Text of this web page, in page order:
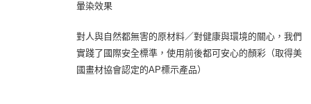
暈染效果
對人與自然都無害的原材料／對健康與環境的關心，我們
實踐了國際安全標準，使用前後都可安心的顏彩（取得美
國畫材協會認定的AP標示產品）